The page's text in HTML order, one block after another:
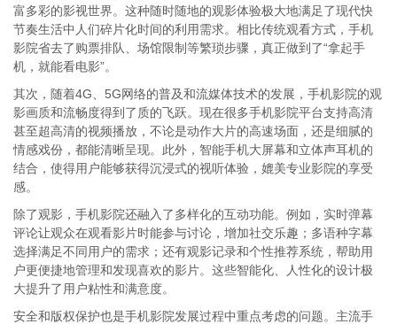
富多彩的影视世界。这种随时随地的观影体验极大地满足了现代快
节奏生活中人们碎片化时间的利用需求。相比传统观看方式，手机
影院省去了购票排队、场馆限制等繁琐步骤，真正做到了“拿起手
机，就能看电影”。
其次，随着4G、5G网络的普及和流媒体技术的发展，手机影院的观
影画质和流畅度得到了质的飞跃。现在很多手机影院平台支持高清
甚至超高清的视频播放，不论是动作大片的高速场面，还是细腻的
情感戏份，都能清晰呈现。此外，智能手机大屏幕和立体声耳机的
结合，使得用户能够获得沉浸式的视听体验，媲美专业影院的享受
感。
除了观影，手机影院还融入了多样化的互动功能。例如，实时弹幕
评论让观众在观看影片时能参与讨论，增加社交乐趣；多语种字幕
选择满足不同用户的需求；还有观影记录和个性推荐系统，帮助用
户更便捷地管理和发现喜欢的影片。这些智能化、人性化的设计极
大提升了用户粘性和满意度。
安全和版权保护也是手机影院发展过程中重点考虑的问题。主流手